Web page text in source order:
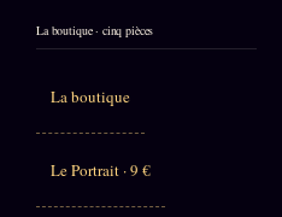
La boutique · cinq pièces
La boutique
Le Portrait · 9 €